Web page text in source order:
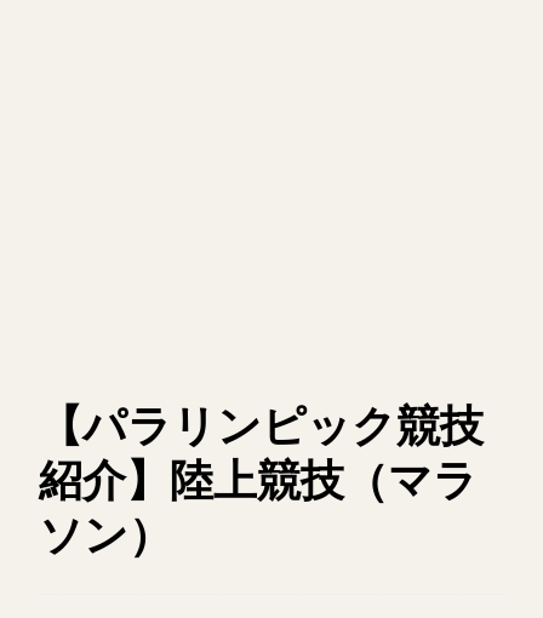
【パラリンピック競技
紹介】陸上競技（マラ
ソン）